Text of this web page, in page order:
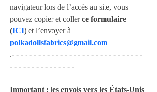
navigateur lors de l’accès au site, vous
pouvez copier et coller ce formulaire
(ICI) et l’envoyer à
polkadollsfabrics@gmail.com
.- - - - - - - - - - - - - - - - - - - - - - - - - - - - - -
- - - - - - - - - - - - - - -
Important : les envois vers les États-Unis